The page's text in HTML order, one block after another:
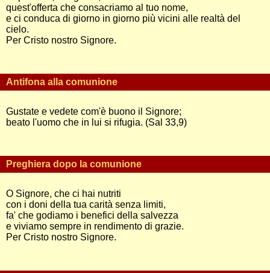
quest'offerta che consacriamo al tuo nome,
e ci conduca di giorno in giorno più vicini alle realtà del
cielo.
Per Cristo nostro Signore.
Antifona alla comunione
Gustate e vedete com'è buono il Signore;
beato l'uomo che in lui si rifugia. (Sal 33,9)
Preghiera dopo la comunione
O Signore, che ci hai nutriti
con i doni della tua carità senza limiti,
fa' che godiamo i benefici della salvezza
e viviamo sempre in rendimento di grazie.
Per Cristo nostro Signore.